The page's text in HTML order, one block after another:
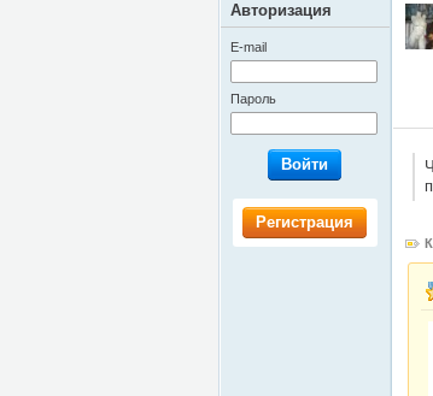
Авторизация
E-mail
Пароль
Войти
Регистрация